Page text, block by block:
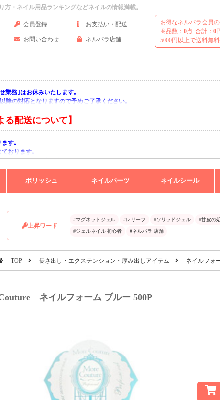
・ネイル用品ランキングなどネイルの情報満載。
会員登録 お支払い・配送
お問い合わせ ネルパラ店舗
お得なネルパラ会員
商品数： 0点 合計： 0
5000円以上で送料無料
業務｣はお休みいたします｡
降の対応となりますので予めご了承ください｡
る配送について】
ます｡
おります｡
すようお願い申し上げます｡
ポリッシュ ネイルパーツ ネイルシール
上昇ワード
#マグネットジェル #レリーフ #ソリッドジェル #甘皮の
#ジェルネイル 初心者 #ネルパラ 店舗
TOP 長さ出し・エクステンション・厚み出しアイテム ネイルフォ
ネイルフォーム ブルー 500P